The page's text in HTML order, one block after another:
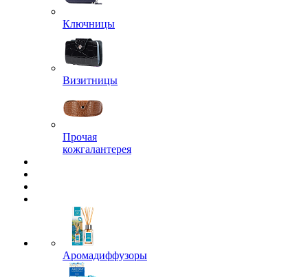
Ключницы
Визитницы
Прочая
кожгалантерея
Аромадиффузоры